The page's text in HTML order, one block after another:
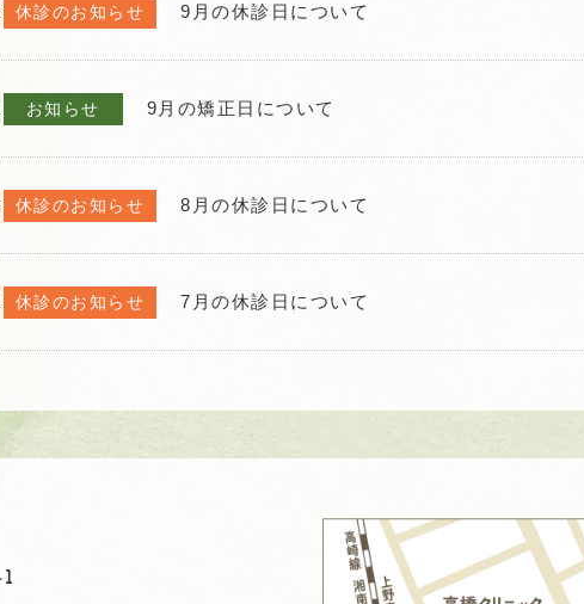
休診のお知らせ 9月の休診日について
お知らせ 9月の矯正日について
休診のお知らせ 8月の休診日について
休診のお知らせ 7月の休診日について